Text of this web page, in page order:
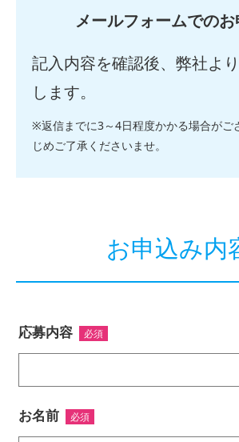
メールフォームでの
記入内容を確認後、弊社よ
します。
返信までに3～4日程度かかる場合がご
じめご了承くださいませ。
お申込み内
応募内容
お名前